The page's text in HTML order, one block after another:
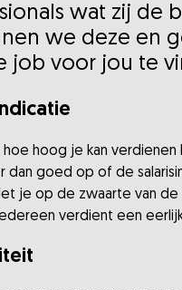
wat zij de
we deze en
job voor jou te
hoe hoog je kan
dan goed op of de
je op de zwaarte van
verdient een eerlijk